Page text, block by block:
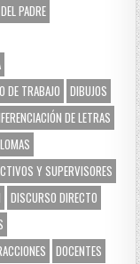
PADRE
DE TRABAJO
DIBUJOS
DE LETRAS
Y SUPERVISORES
DISCURSO DIRECTO
DOCENTES